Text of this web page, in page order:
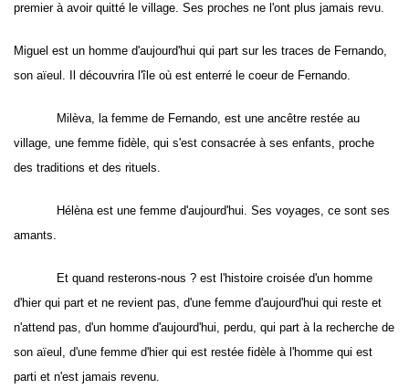
premier à avoir quitté le village. Ses proches ne l'ont plus jamais revu.
Miguel est un homme d'aujourd'hui qui part sur les traces de Fernando,
son aïeul . Il découvrira l'île où est enterré le coeur de Fernando.
Milèva, la femme de Fernando, est une ancêtre restée au
village, une femme fidèle, qui s'est consacrée à ses enfants, proche
des traditions et des rituels.
Hélènaest une femme d'aujourd'hui. Ses voyages, ce sont ses
amants.
Et quand resterons-nous ? est l'histoire croisée d'un homme
d'hier qui part et ne revient pas, d'une femme d'aujourd'hui qui reste et
n'attend pas, d'un homme d'aujourd'hui, perdu, qui part à la recherche de
son aïeul, d'une femme d'hier qui est restée fidèle à l'homme qui est
parti et n'est jamais revenu.